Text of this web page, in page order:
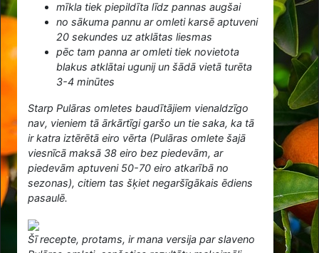
mīkla tiek piepildīta līdz pannas augšai
no sākuma pannu ar omleti karsē aptuveni
20 sekundes uz atklātas liesmas
pēc tam panna ar omleti tiek novietota
blakus atklātai ugunij un šādā vietā turēta
3-4 minūtes
Starp Pulāras omletes baudītājiem vienaldzīgo
nav, vieniem tā ārkārtīgi garšo un tie saka, ka tā
ir katra iztērētā eiro vērta (Pulāras omlete šajā
viesnīcā maksā 38 eiro bez piedevām, ar
piedevām aptuveni 50-70 eiro atkarībā no
sezonas), citiem tas šķiet negaršīgākais ēdiens
pasaulē.
Šī recepte, protams, ir mana versija par slaveno